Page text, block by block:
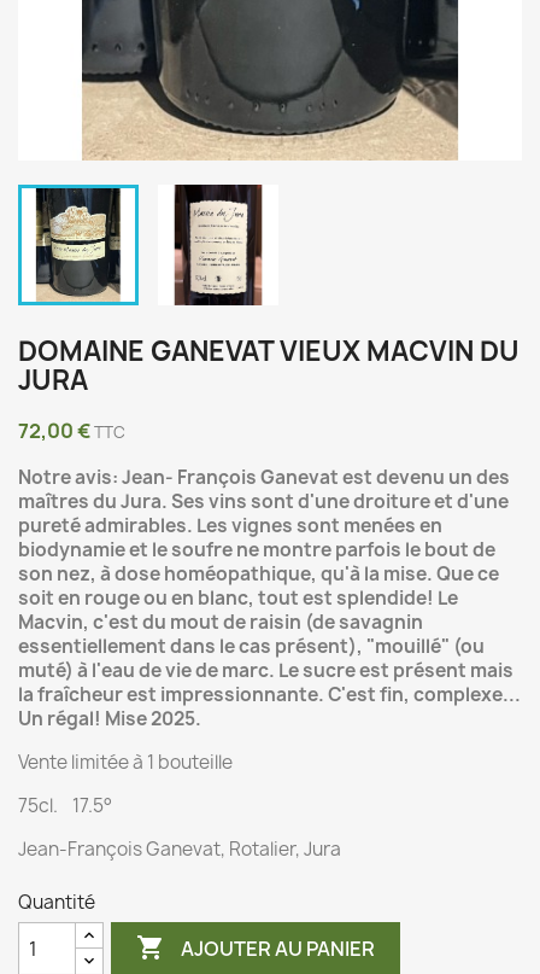
DOMAINE GANEVAT VIEUX MACVIN DU
JURA
72,00 €TTC
Notre avis: Jean- François Ganevat est devenu un des
maîtres du Jura. Ses vins sont d'une droiture et d'une
pureté admirables. Les vignes sont menées en
biodynamie et le soufre ne montre parfois le bout de
son nez, à dose homéopathique, qu'à la mise. Que ce
soit en rouge ou en blanc, tout est splendide! Le
Macvin, c'est du mout de raisin (de savagnin
essentiellement dans le cas présent), "mouillé" (ou
muté) à l'eau de vie de marc. Le sucre est présent mais
la fraîcheur est impressionnante. C'est fin, complexe...
Un régal! Mise 2025.
Vente limitée à 1 bouteille
75cl. 17.5°
Jean-François Ganevat, Rotalier, Jura
Quantité
 AJOUTER AU PANIER